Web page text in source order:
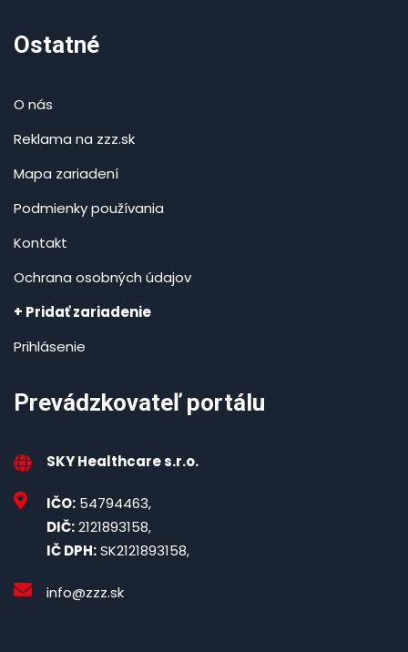
Ostatné
O nás
Reklama na zzz.sk
Mapa zariadení
Podmienky používania
Kontakt
Ochrana osobných údajov
+ Pridať zariadenie
Prihlásenie
Prevádzkovateľ portálu
SKY Healthcare s.r.o.
IČO: 54794463,
DIČ:2121893158,
IČ DPH:SK2121893158,
info@zzz.sk